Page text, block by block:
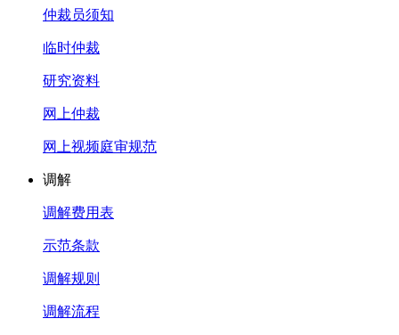
仲裁员须知
临时仲裁
研究资料
网上仲裁
网上视频庭审规范
调解
调解费用表
示范条款
调解规则
调解流程